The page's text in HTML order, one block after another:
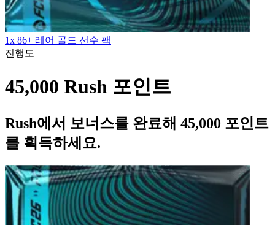
1x 86+ 레어 골드 선수 팩
진행도
45,000 Rush 포인트
Rush에서 보너스를 완료해 45,000 포인트
를 획득하세요.